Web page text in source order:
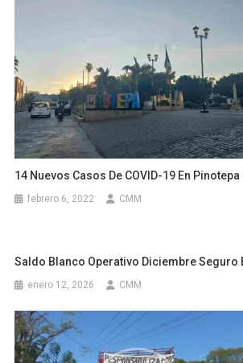
14 Nuevos Casos De COVID-19 En Pinotepa
febrero 6, 2022 CMM
Saldo Blanco Operativo Diciembre Seguro
enero 12, 2026 CMM